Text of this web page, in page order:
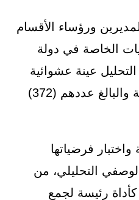
ورؤساء الأقسام
الخاصة في دولة
عينة عشوائية
من أفراد مجتمع الدراسة والبالغ عددهم (372)
فرضياتها
التحليلي، من
رئيسة لجمع